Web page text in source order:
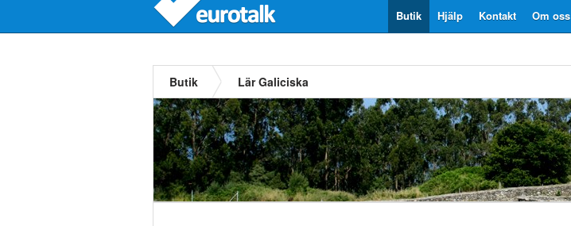
Om oss
Kontakt
Hjälp
Butik
Butik Lär Galiciska